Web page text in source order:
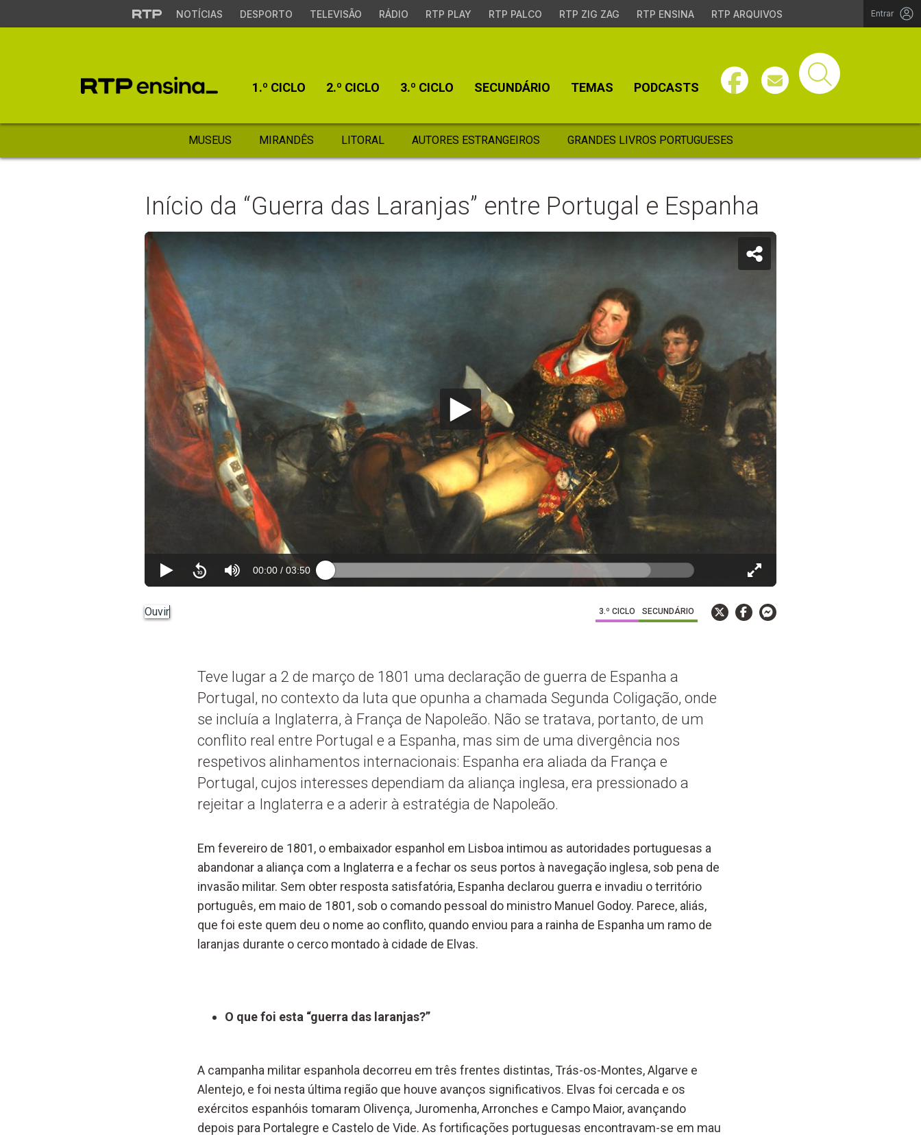
NOTÍCIAS DESPORTO TELEVISÃO RÁDIO RTP PLAY RTP PALCO RTP ZIG ZAG RTP ENSINA RTP ARQUIVOS Entrar
1.º CICLO 2.º CICLO 3.º CICLO SECUNDÁRIO TEMAS PODCASTS
MUSEUS MIRANDÊS LITORAL AUTORES ESTRANGEIROS GRANDES LIVROS PORTUGUESES
Início da “Guerra das Laranjas” entre Portugal e Espanha
00:00 / 03:50
Ouvir 3.º CICLO SECUNDÁRIO
Teve lugar a 2 de março de 1801 uma declaração de guerra de Espanha a
Portugal, no contexto da luta que opunha a chamada Segunda Coligação, onde
se incluía a Inglaterra, à França de Napoleão. Não se tratava, portanto, de um
conflito real entre Portugal e a Espanha, mas sim de uma divergência nos
respetivos alinhamentos internacionais: Espanha era aliada da França e
Portugal, cujos interesses dependiam da aliança inglesa, era pressionado a
rejeitar a Inglaterra e a aderir à estratégia de Napoleão.
Em fevereiro de 1801, o embaixador espanhol em Lisboa intimou as autoridades portuguesas a
abandonar a aliança com a Inglaterra e a fechar os seus portos à navegação inglesa, sob pena de
invasão militar. Sem obter resposta satisfatória, Espanha declarou guerra e invadiu o território
português, em maio de 1801, sob o comando pessoal do ministro Manuel Godoy. Parece, aliás,
que foi este quem deu o nome ao conflito, quando enviou para a rainha de Espanha um ramo de
laranjas durante o cerco montado à cidade de Elvas.
O que foi esta “guerra das laranjas?”
A campanha militar espanhola decorreu em três frentes distintas, Trás-os-Montes, Algarve e
Alentejo, e foi nesta última região que houve avanços significativos. Elvas foi cercada e os
exércitos espanhóis tomaram Olivença, Juromenha, Arronches e Campo Maior, avançando
depois para Portalegre e Castelo de Vide. As fortificações portuguesas encontravam-se em mau